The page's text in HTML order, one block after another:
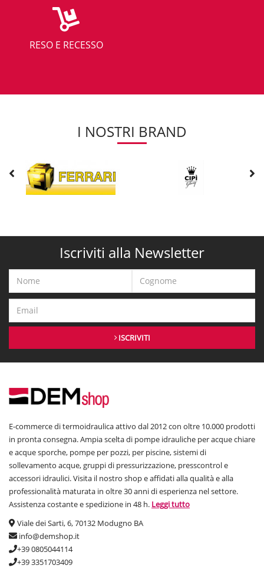
RESO E RECESSO
I NOSTRI BRAND
Iscriviti alla Newsletter
ISCRIVITI
E-commerce di termoidraulica attivo dal 2012 con oltre 10.000 prodotti
in pronta consegna. Ampia scelta di pompe idrauliche per acque chiare
e acque sporche, pompe per pozzi, per piscine, sistemi di
sollevamento acque, gruppi di pressurizzazione, presscontrol e
accessori idraulici. Visita il nostro shop e affidati alla qualità e alla
professionalità maturata in oltre 30 anni di esperienza nel settore.
Assistenza costante e spedizione in 48 h. Leggi tutto
Viale dei Sarti, 6, 70132 Modugno BA
info@demshop.it
+39 0805044114
+39 3351703409